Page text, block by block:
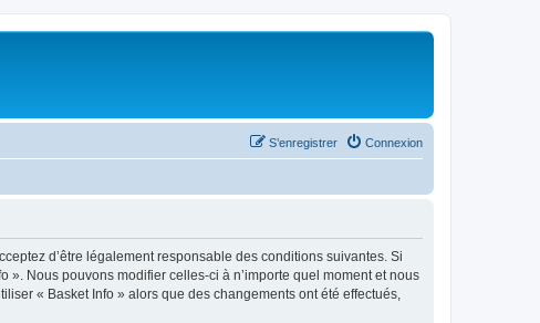
Connexion
S’enregistrer
d’être légalement responsable des conditions suivantes. Si
». Nous pouvons modifier celles-ci à n’importe quel moment et nous
« Basket Info » alors que des changements ont été effectués,